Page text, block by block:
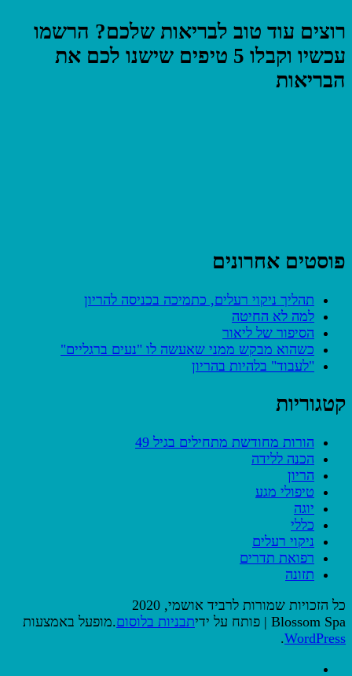
רוצים עוד טוב לבריאות שלכם? הרשמו
עכשיו וקבלו 5 טיפים שישנו לכם את
הבריאות
פוסטים אחרונים
תהליך ניקוי רעלים, כתמיכה בכניסה להריון
למה לא החיטה
הסיפור של ליאור
כשהוא מבקש ממני שאעשה לו "נעים ברגליים"
"לעבוד" בלהיות בהריון
קטגוריות
הורות מחודשת מתחילים בגיל 49
הכנה ללידה
הריון
טיפולי מגע
יוגה
כללי
ניקוי רעלים
רפואת תדרים
תזונה
כל הזכויות שמורות לרביד אושמי, 2020
Blossom Spa | פותח על ידי
תבניות בלוסום.מופעל באמצעות
WordPress
.